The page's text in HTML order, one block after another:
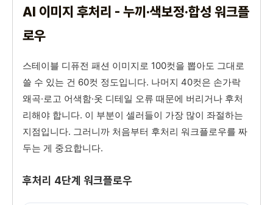
AI 이미지 후처리 - 누끼·색보정·합성 워크플
로우
스테이블 디퓨전 패션 이미지로 100컷을 뽑아도 그대로
쓸 수 있는 건 60컷 정도입니다. 나머지 40컷은 손가락
왜곡·로고 어색함·옷 디테일 오류 때문에 버리거나 후처
리해야 합니다. 이 부분이 셀러들이 가장 많이 좌절하는
지점입니다. 그러니까 처음부터 후처리 워크플로우를 짜
두는 게 중요합니다.
후처리 4단계 워크플로우